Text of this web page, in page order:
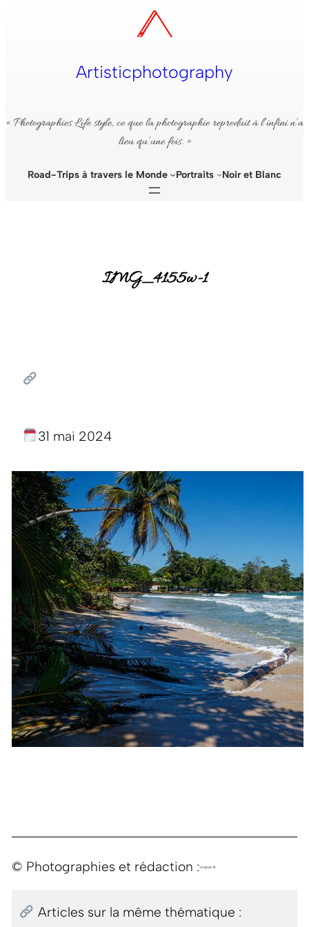
Artisticphotography
« Photographies Life style, ce que la photographie reproduit à l’infini n’a
lieu qu’une fois. »
Road-Trips à travers le Monde Portraits Noir et Blanc
IMG_4155w-1
31 mai 2024
© Photographies et rédaction :Virginie B.
Articles sur la même thématique :